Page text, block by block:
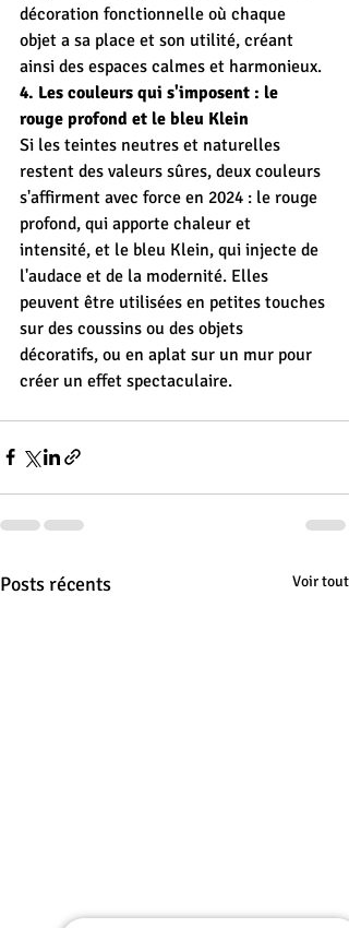
décoration fonctionnelle où chaque
objet a sa place et son utilité, créant
ainsi des espaces calmes et harmonieux.
4. Les couleurs qui s'imposent : le
rouge profond et le bleu Klein
Si les teintes neutres et naturelles
restent des valeurs sûres, deux couleurs
s'affirment avec force en 2024 : le rouge
profond, qui apporte chaleur et
intensité, et le bleu Klein, qui injecte de
l'audace et de la modernité. Elles
peuvent être utilisées en petites touches
sur des coussins ou des objets
décoratifs, ou en aplat sur un mur pour
créer un effet spectaculaire.
Posts récents Voir tout